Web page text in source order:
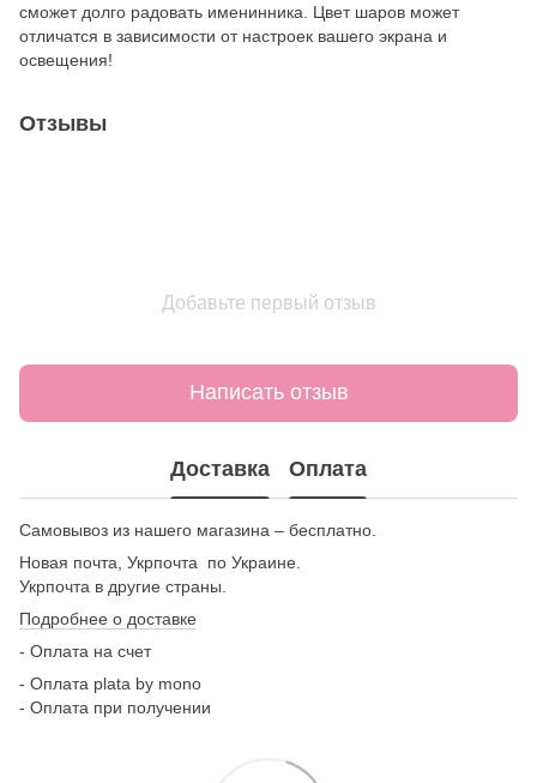
сможет долго радовать именинника. Цвет шаров может
отличатся в зависимости от настроек вашего экрана и
освещения!
Отзывы
Добавьте первый отзыв
Написать отзыв
Доставка Оплата
Самовывоз из нашего магазина – бесплатно.
Новая почта, Укрпочта по Украине.
Укрпочта в другие страны.
Подробнее о доставке
- Оплата на счет
- Оплата plata by mono
- Оплата при получении